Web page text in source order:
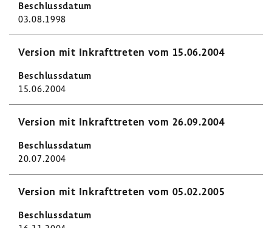
03.08.1998
Version mit Inkraft­treten vom 15.06.2004
15.06.2004
Version mit Inkraft­treten vom 26.09.2004
20.07.2004
Version mit Inkraft­treten vom 05.02.2005